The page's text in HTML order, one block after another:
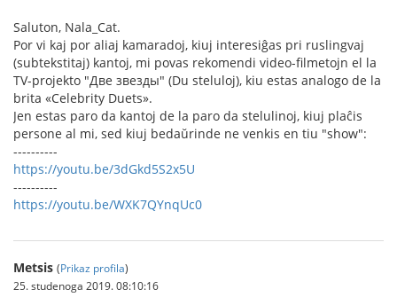
Saluton, Nala_Cat.
Por vi kaj por aliaj kamaradoj, kiuj interesiĝas pri ruslingvaj
(subtekstitaj) kantoj, mi povas rekomendi video-filmetojn el la
TV-projekto "Две звезды" (Du steluloj), kiu estas analogo de la
brita «Celebrity Duets».
Jen estas paro da kantoj de la paro da stelulinoj, kiuj plaĉis
persone al mi, sed kiuj bedaŭrinde ne venkis en tiu "show":
----------
https://youtu.be/3dGkd5S2x5U
----------
https://youtu.be/WXK7QYnqUc0
Metsis (Prikaz profila)
25. studenoga 2019. 08:10:16